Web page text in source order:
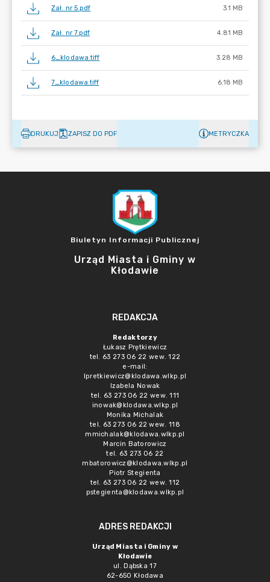
Zał. nr 5.pdf 3.1 MB
Zał. nr 7.pdf 4.81 MB
6_klodawa.tiff 3.28 MB
7_klodawa.tiff 6.18 MB
DRUKUJ ZAPISZ DO PDF METRYCZKA
Biuletyn Informacji Publicznej
Urząd Miasta i Gminy w
Kłodawie
REDAKCJA
Redaktorzy
Łukasz Prętkiewicz
tel. 63 273 06 22 wew. 122
e-mail:
lpretkiewicz@klodawa.wlkp.pl
Izabela Nowak
tel. 63 273 06 22 wew. 111
inowak@klodawa.wlkp.pl
Monika Michalak
tel. 63 273 06 22 wew. 118
mmichalak@klodawa.wlkp.pl
Marcin Batorowicz
tel. 63 273 06 22
mbatorowicz@klodawa.wlkp.pl
Piotr Stegienta
tel. 63 273 06 22 wew. 112
pstegienta@klodawa.wlkp.pl
ADRES REDAKCJI
Urząd Miasta i Gminy w
Kłodawie
ul. Dąbska 17
62-650 Kłodawa